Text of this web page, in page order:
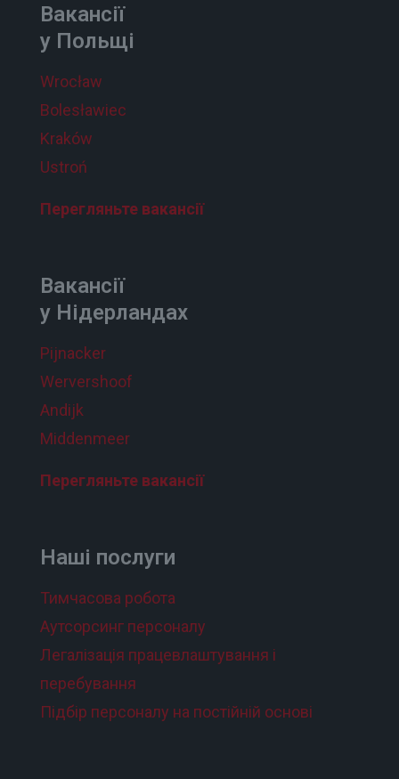
Вакансії
у Польщі
Wrocław
Bolesławiec
Kraków
Ustroń
Перегляньте вакансії
Вакансії
у Нідерландах
Pijnacker
Wervershoof
Andijk
Middenmeer
Перегляньте вакансії
Наші послуги
Тимчасова робота
Аутсорсинг персоналу
Легалізація працевлаштування і
перебування
Підбір персоналу на постійній основі